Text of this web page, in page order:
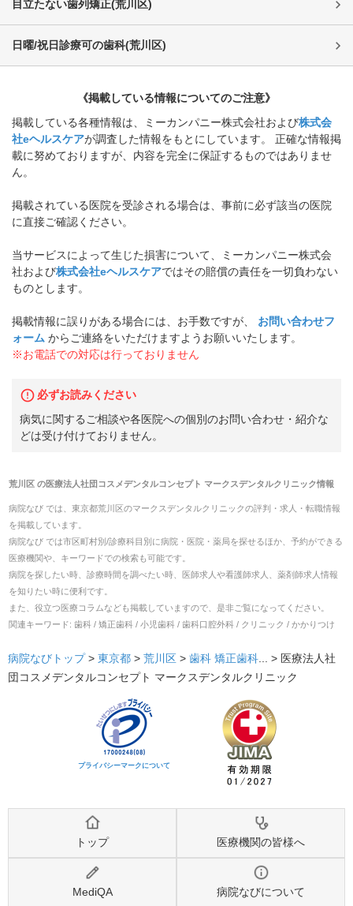
目立たない歯列矯正(荒川区)
日曜/祝日診療可の歯科(荒川区)
《掲載している情報についてのご注意》
掲載している各種情報は、ミーカンパニー株式会社および株式会
社eヘルスケアが調査した情報をもとにしています。 正確な情報掲
載に努めておりますが、内容を完全に保証するものではありませ
ん。
掲載されている医院を受診される場合は、事前に必ず該当の医院
に直接ご確認ください。
当サービスによって生じた損害について、ミーカンパニー株式会
社および株式会社eヘルスケアではその賠償の責任を一切負わない
ものとします。
掲載情報に誤りがある場合には、お手数ですが、
お問い合わせフ
ォーム からご連絡をいただけますようお願いいたします。
※お電話での対応は行っておりません
必ずお読みください
病気に関するご相談や各医院への個別のお問い合わせ・紹介な
どは受け付けておりません。
荒川区の医療法人社団コスメデンタルコンセプト マークスデンタルクリニック情報
病院なび では、 東京都荒川区のマークスデンタルクリニックの評判・求人・転職情報
を掲載しています。
病院なび では市区町村別/診療科目別に病院・医院・薬局を探せるほか、予約ができる
医療機関や、キーワードでの検索も可能です。
病院を探したい時、診療時間を調べたい時、医師求人や看護師求人、薬剤師求人情報
を知りたい時に便利です。
また、役立つ医療コラムなども掲載していますので、是非ご覧になってください。
関連キーワード: 歯科 / 矯正歯科 / 小児歯科 / 歯科口腔外科 / クリニック / かかりつけ
病院なびトップ > 東京都 > 荒川区 > 歯科 矯正歯科... > 医療法人社
団コスメデンタルコンセプト マークスデンタルクリニック
プライバシーマークについて
トップ 医療機関の皆様へ
MediQA 病院なびについて